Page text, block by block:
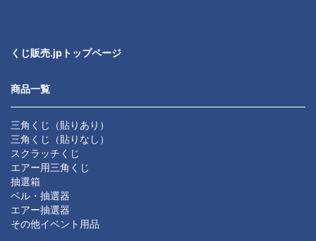
くじ販売.jpトップページ
商品一覧
三角くじ（貼りあり）
三角くじ（貼りなし）
スクラッチくじ
エアー用三角くじ
抽選箱
ベル・抽選器
エアー抽選器
その他イベント用品